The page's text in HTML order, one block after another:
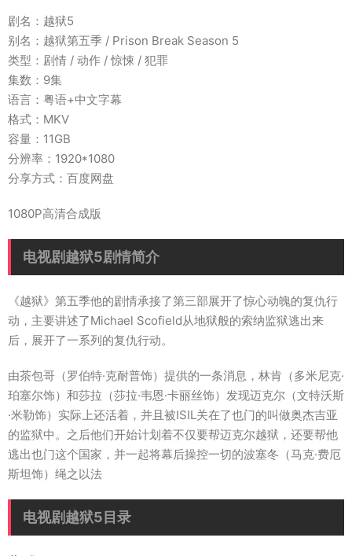
剧名：越狱5
别名：越狱第五季 / Prison Break Season 5
类型：剧情 / 动作 / 惊悚 / 犯罪
集数：9集
语言：粤语+中文字幕
格式：MKV
容量：11GB
分辨率：1920*1080
分享方式：百度网盘
1080P高清合成版
电视剧越狱5剧情简介
《越狱》第五季他的剧情承接了第三部展开了惊心动魄的复仇行
动，主要讲述了Michael Scofield从地狱般的索纳监狱逃出来
后，展开了一系列的复仇行动。
由茶包哥（罗伯特·克耐普饰）提供的一条消息，林肯（多米尼克·
珀塞尔饰）和莎拉（莎拉·韦恩·卡丽丝饰）发现迈克尔（文特沃斯
·米勒饰）实际上还活着，并且被ISIL关在了也门的叫做奥杰吉亚
的监狱中。之后他们开始计划着不仅要帮迈克尔越狱，还要帮他
逃出也门这个国家，并一起将幕后操控一切的波塞冬（马克·费厄
斯坦饰）绳之以法
电视剧越狱5目录